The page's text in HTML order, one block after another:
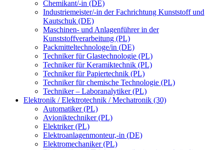
Chemikant/-in (DE)
Industriemeister/-in der Fachrichtung Kunststoff und
Kautschuk (DE)
Maschinen- und Anlagenführer in der
Kunststoffverarbeitung (PL)
Packmitteltechnologe/in (DE)
Techniker für Glastechnologie (PL)
Techniker für Keramiktechnik (PL)
Techniker für Papiertechnik (PL)
Techniker für chemische Technologie (PL)
Techniker – Laboranalytiker (PL)
Elektronik / Elektrotechnik / Mechatronik (30)
Automatiker (PL)
Avioniktechniker (PL)
Elektriker (PL)
Elektroanlagenmonteur,-in (DE)
Elektromechaniker (PL)